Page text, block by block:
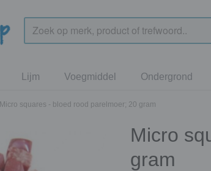
Lijm Voegmiddel Ondergrond
Micro squares - bloed rood parelmoer; 20 gram
Micro
gram